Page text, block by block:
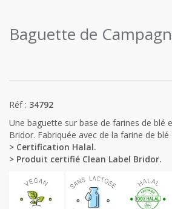
Baguette de
Réf : 34792
Une baguette sur base de farines de blé
Bridor. Fabriquée avec de la farine de blé
> Certification Halal.
> Produit certifié Clean Label Bridor.